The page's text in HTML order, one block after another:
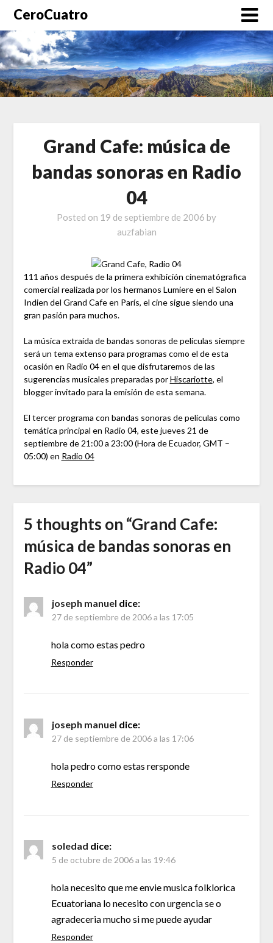
CeroCuatro
Grand Cafe: música de
bandas sonoras en Radio
04
Posted on 19 de septiembre de 2006 by
auzfabian
111 años después de la primera exhibición cinematógrafica
comercial realizada por los hermanos Lumiere en el Salon
Indien del Grand Cafe en París, el cine sigue siendo una
gran pasión para muchos.
La música extraída de bandas sonoras de películas siempre
será un tema extenso para programas como el de esta
ocasión en Radio 04 en el que disfrutaremos de las
sugerencias musicales preparadas porHiscariotte, el
blogger invitado para la emisión de esta semana.
El tercer programa con bandas sonoras de películas como
temática principal en Radio 04, este jueves 21 de
septiembre de 21:00 a 23:00 (Hora de Ecuador, GMT –
05:00) en Radio 04
5 thoughts on “Grand Cafe:
música de bandas sonoras en
Radio 04”
joseph manuel dice:
27 de septiembre de 2006 a las 17:05
hola como estas pedro
Responder
joseph manuel dice:
27 de septiembre de 2006 a las 17:06
hola pedro como estas rersponde
Responder
soledad dice:
5 de octubre de 2006 a las 19:46
hola necesito que me envie musica folklorica
Ecuatoriana lo necesito con urgencia se o
agradeceria mucho si me puede ayudar
Responder